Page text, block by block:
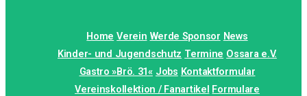
Home Verein Werde Sponsor News
Kinder- und Jugendschutz Termine Ossara e.V.
Gastro »Brö. 31« Jobs Kontaktformular
Vereinskollektion / Fanartikel Formulare